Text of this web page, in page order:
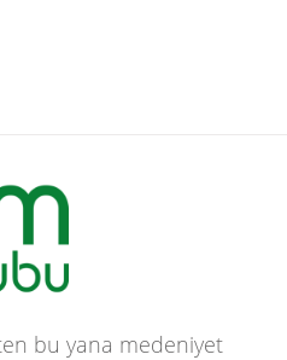
bu yana medeniyet